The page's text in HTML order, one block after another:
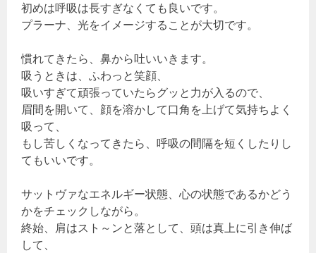
初めは呼吸は長すぎなくても良いです。
プラーナ、光をイメージすることが大切です。
慣れてきたら、鼻から吐いいきます。
吸うときは、ふわっと笑顔、
吸いすぎて頑張っていたらグッと力が入るので、
眉間を開いて、顔を溶かして口角を上げて気持ちよく
吸って、
もし苦しくなってきたら、呼吸の間隔を短くしたりし
てもいいです。
サットヴァなエネルギー状態、心の状態であるかどう
かをチェックしながら。
終始、肩はスト～ンと落として、頭は真上に引き伸ば
して、